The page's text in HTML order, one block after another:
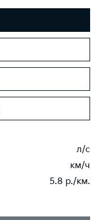
л/с
км/ч
5.8 р./км.